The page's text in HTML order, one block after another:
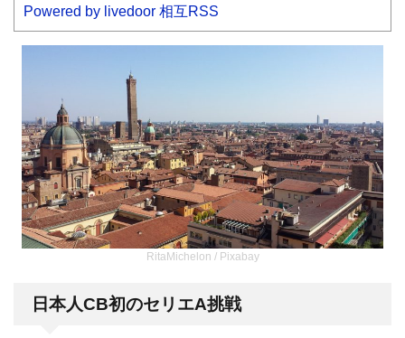
Powered by livedoor 相互RSS
RitaMichelon / Pixabay
日本人CB初のセリエA挑戦